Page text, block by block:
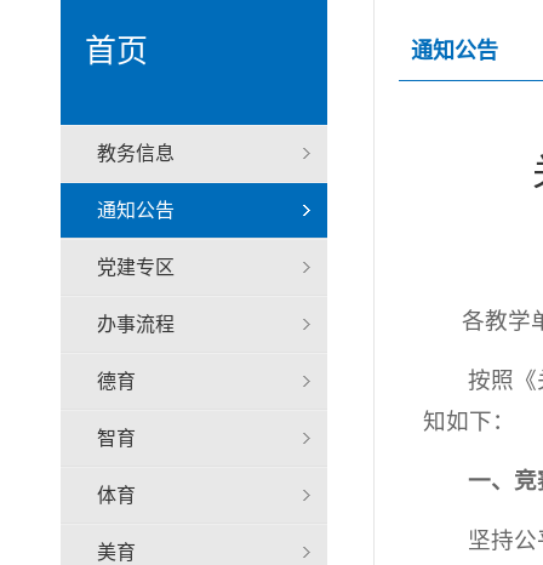
首页
教务信息
通知公告
党建专区
办事流程
德育
智育
体育
美育
通知公告
各教学
按照《
知如下：
一、竞
坚持